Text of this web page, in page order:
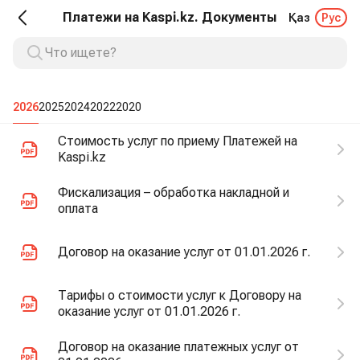
Платежи на Kaspi.kz. Документы Қаз Рус
20262025202420222020
Стоимость услуг по приему Платежей на
Kaspi.kz
Фискализация – обработка накладной и
оплата
Договор на оказание услуг от 01.01.2026 г.
Тарифы о стоимости услуг к Договору на
оказание услуг от 01.01.2026 г.
Договор на оказание платежных услуг от